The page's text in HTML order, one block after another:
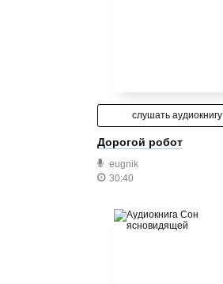
слушать аудиокнигу
Дорогой робот
eugnik
30:40